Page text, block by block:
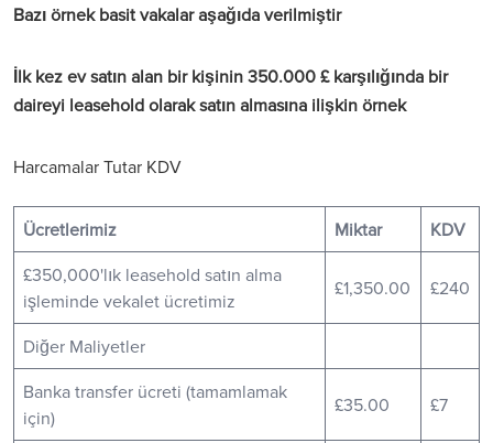
Bazı örnek basit vakalar aşağıda verilmiştir
İlk kez ev satın alan bir kişinin 350.000 £ karşılığında bir
daireyi leasehold olarak satın almasına ilişkin örnek
Harcamalar Tutar KDV
Ücretlerimiz Miktar
KDV
£350,000'lık leasehold satın alma
işleminde vekalet ücretimiz
£1,350.00 £240
Diğer Maliyetler
Banka transfer ücreti (tamamlamak
için)
£35.00 £7